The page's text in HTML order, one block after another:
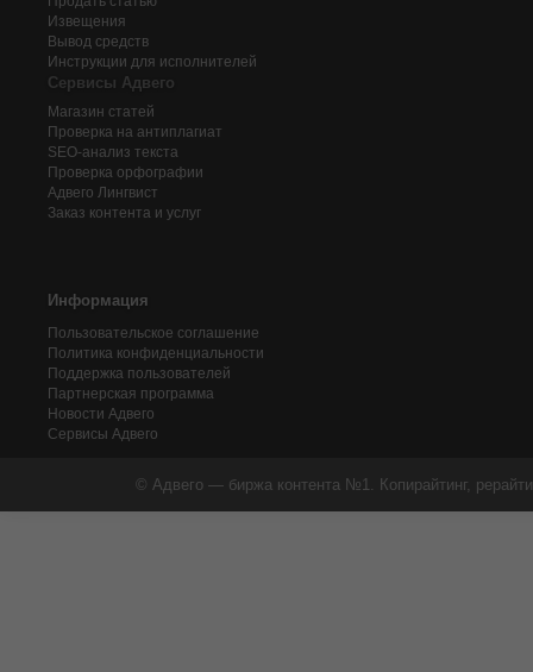
Извещения
Вывод средств
Инструкции для исполнителей
Сервисы Адвего
Магазин статей
Проверка на антиплагиат
SEO-анализ текста
Проверка орфографии
Адвего Лингвист
Заказ контента и услуг
Информация
Пользовательское соглашение
Политика конфиденциальности
Поддержка пользователей
Партнерская программа
Новости Адвего
Сервисы Адвего
© Адвего — биржа контента №1. Копирайтинг,